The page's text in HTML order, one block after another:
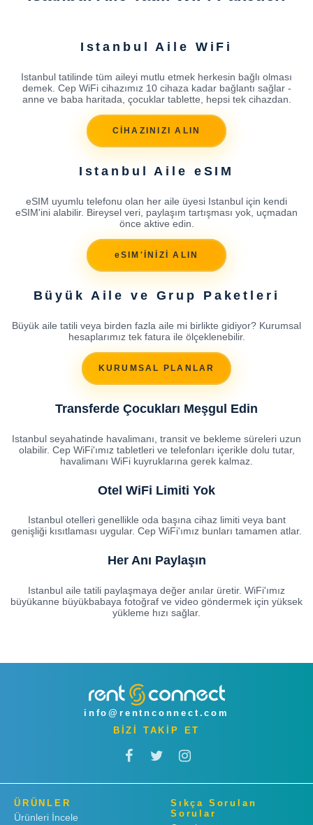
Istanbul Aile WiFi
Istanbul tatilinde tüm aileyi mutlu etmek herkesin bağlı olması
demek. Cep WiFi cihazımız 10 cihaza kadar bağlantı sağlar -
anne ve baba haritada, çocuklar tablette, hepsi tek cihazdan.
CİHAZINIZI ALIN
Istanbul Aile eSIM
eSIM uyumlu telefonu olan her aile üyesi Istanbul için kendi
eSIM'ini alabilir. Bireysel veri, paylaşım tartışması yok, uçmadan
önce aktive edin.
eSIM'İNİZİ ALIN
Büyük Aile ve Grup Paketleri
Büyük aile tatili veya birden fazla aile mi birlikte gidiyor? Kurumsal
hesaplarımız tek fatura ile ölçeklenebilir.
KURUMSAL PLANLAR
Transferde Çocukları Meşgul Edin
Istanbul seyahatinde havalimanı, transit ve bekleme süreleri uzun
olabilir. Cep WiFi'ımız tabletleri ve telefonları içerikle dolu tutar,
havalimanı WiFi kuyruklarına gerek kalmaz.
Otel WiFi Limiti Yok
Istanbul otelleri genellikle oda başına cihaz limiti veya bant
genişliği kısıtlaması uygular. Cep WiFi'ımız bunları tamamen atlar.
Her Anı Paylaşın
Istanbul aile tatili paylaşmaya değer anılar üretir. WiFi'ımız
büyükanne büyükbabaya fotoğraf ve video göndermek için yüksek
yükleme hızı sağlar.
info@rentnconnect.com
BİZİ TAKİP ET
ÜRÜNLER
Ürünleri İncele
Sıkça Sorulan
Sorular